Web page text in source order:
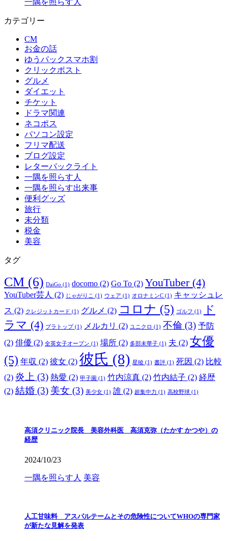
カテゴリー
CM
お金の話
ゆうパックスマホ割
クリックポスト
グルメ
ダイエット
チケット
ドラマ関連
ネコポス
パソコン設定
フリマ配送
ブログ設定
レターパックライト
一隅を照らす人
一隅を照らす出来事
便利グッズ
旅行
未分類
税金
美容
タグ
CM (6) DaiGo (1) docomo (2) Go To (2) YouTuber(4)
YouTuber芸人 (2) じゃがりこ (1) ウェア (1) オロナミンC (1) キャッシュレ
ス (2) クレジットカード (1) グルメ (2) コロナ (5) ゴルフ (1)
ド
ラマ (4) ブラトップ(1) メルカリ (2) ユニクロ (1) 不倫 (3) 予防
(2) 俳優 (2) 全英女子オープン (1) 場所 (2) 多部未華子 (1) 夫 (2) 女優
(5) 年収 (2) 彼女 (2) 彼氏 (8) 星稜 (1) 書評 (1) 死因 (2) 比較
(2) 炎上 (3) 熱愛 (2) 甲子園 (1) 竹内涼真 (2) 竹内結子 (2) 経歴
(2) 結婚 (3) 美女 (3) 美少女 (1) 誰 (2) 超集中力 (1) 高校野球 (1)
高須クリニック院長 美容外科医 高須克弥（たかす かつや）の
経歴
2024/10/23
一隅を照らす人 美容
人工甘味料 アスパルテームとその危険性についてWHOの専門家
が新たな見解を発表